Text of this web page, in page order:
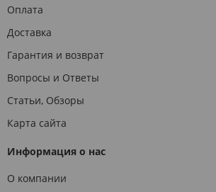
Оплата
Доставка
Гарантия и возврат
Вопросы и Ответы
Статьи, Обзоры
Карта сайта
Информация о нас
О компании